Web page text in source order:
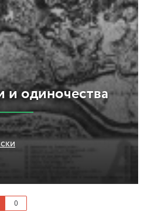
и одиночества
0